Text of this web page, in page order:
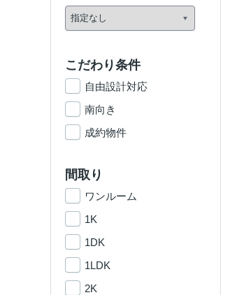
こだわり条件
自由設計対応
南向き
成約物件
間取り
ワンルーム
1K
1DK
1LDK
2K